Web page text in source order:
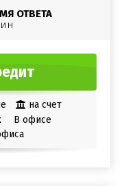
ОТВЕТА
на счет
В офисе